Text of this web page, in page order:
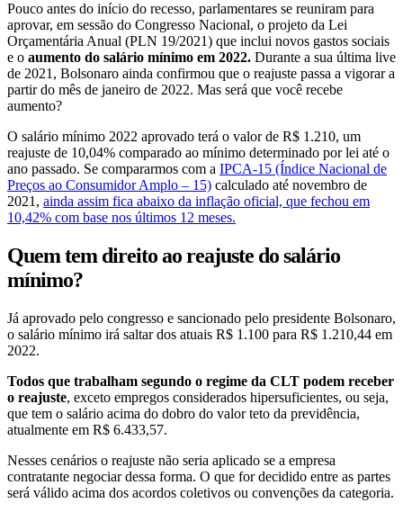
Pouco antes do início do recesso, parlamentares se reuniram para
aprovar, em sessão do Congresso Nacional, o projeto da Lei
Orçamentária Anual (PLN 19/2021) que inclui novos gastos sociais
e o aumento do salário mínimo em 2022. Durante a sua última live
de 2021, Bolsonaro ainda confirmou que o reajuste passa a vigorar a
partir do mês de janeiro de 2022. Mas será que você recebe
aumento?
O salário mínimo 2022 aprovado terá o valor de R$ 1.210, um
reajuste de 10,04% comparado ao mínimo determinado por lei até o
ano passado. Se compararmos com a IPCA-15 (Índice Nacional de
Preços ao Consumidor Amplo – 15) calculado até novembro de
2021, ainda assim fica abaixo da inflação oficial, que fechou em
10,42% com base nos últimos 12 meses.
Quem tem direito ao reajuste do salário
mínimo?
Já aprovado pelo congresso e sancionado pelo presidente Bolsonaro,
o salário mínimo irá saltar dos atuais R$ 1.100 para R$ 1.210,44 em
2022.
Todos que trabalham segundo o regime da CLT podem receber
o reajuste, exceto empregos considerados hipersuficientes, ou seja,
que tem o salário acima do dobro do valor teto da previdência,
atualmente em R$ 6.433,57.
Nesses cenários o reajuste não seria aplicado se a empresa
contratante negociar dessa forma. O que for decidido entre as partes
será válido acima dos acordos coletivos ou convenções da categoria.